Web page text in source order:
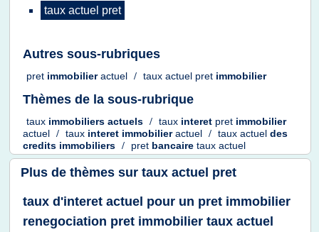
taux actuel pret
Autres sous-rubriques
pret immobilieractuel / taux actuel pret immobilier
Thèmes de la sous-rubrique
taux immobiliers actuels / taux interet pret immobilier
actuel / taux interet immobilieractuel / taux actuel des
credits immobiliers / pret bancaire taux actuel
Plus de thèmes sur taux actuel pret
taux d'interet actuel pour un pret immobilier
renegociation pret immobilier taux actuel